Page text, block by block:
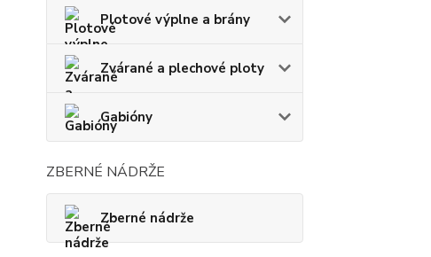
Plotové výplne a brány
Zvárané a plechové ploty
Gabióny
ZBERNÉ NÁDRŽE
Zberné nádrže